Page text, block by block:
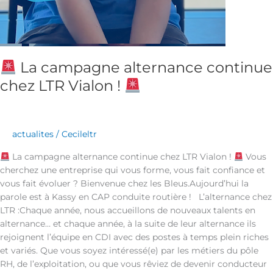
La campagne alternance continue
chez LTR Vialon !
actualites / Cecileltr
La campagne alternance continue chez LTR Vialon !
Vous
cherchez une entreprise qui vous forme, vous fait confiance et
vous fait évoluer ? Bienvenue chez les Bleus.Aujourd’hui la
parole est à Kassy en CAP conduite routière ! L’alternance chez
LTR :Chaque année, nous accueillons de nouveaux talents en
alternance… et chaque année, à la suite de leur alternance ils
rejoignent l’équipe en CDI avec des postes à temps plein riches
et variés. Que vous soyez intéressé(e) par les métiers du pôle
RH, de l’exploitation, ou que vous rêviez de devenir conducteur